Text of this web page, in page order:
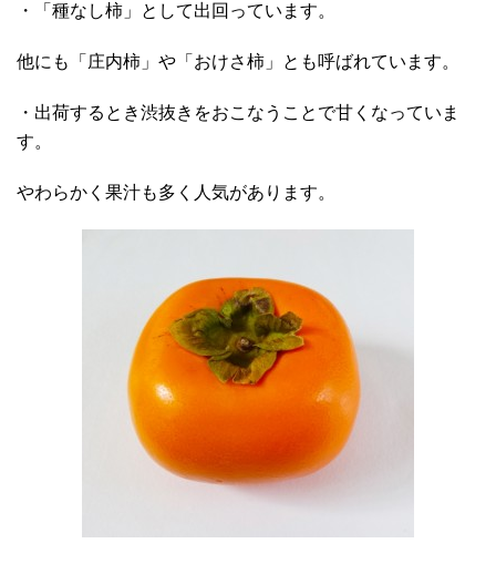
・「種なし柿」として出回っています。
他にも「庄内柿」や「おけさ柿」とも呼ばれています。
・出荷するとき渋抜きをおこなうことで甘くなっていま
す。
やわらかく果汁も多く人気があります。